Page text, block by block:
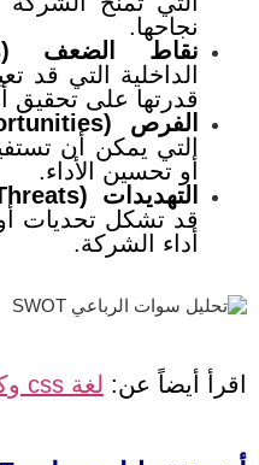
نجاحها.
نقاط الضعف (Weaknesses)
الداخلية التي قد
قدرتها على تحقيق
الفرص (Opportunities)
التي يمكن أن
أو تحسين الأداء.
التهديدات (Threats)
قد تشكل تحديات
أداء الشركة.
اقرأ أيضاً عن: لغة css وكيف تعمل